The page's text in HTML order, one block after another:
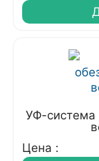
УФ-система
Цена :